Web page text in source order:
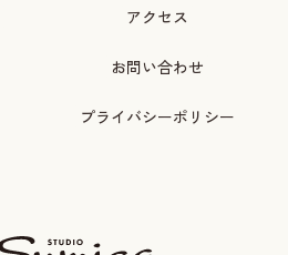
アクセス
お問い合わせ
プライバシーポリシー